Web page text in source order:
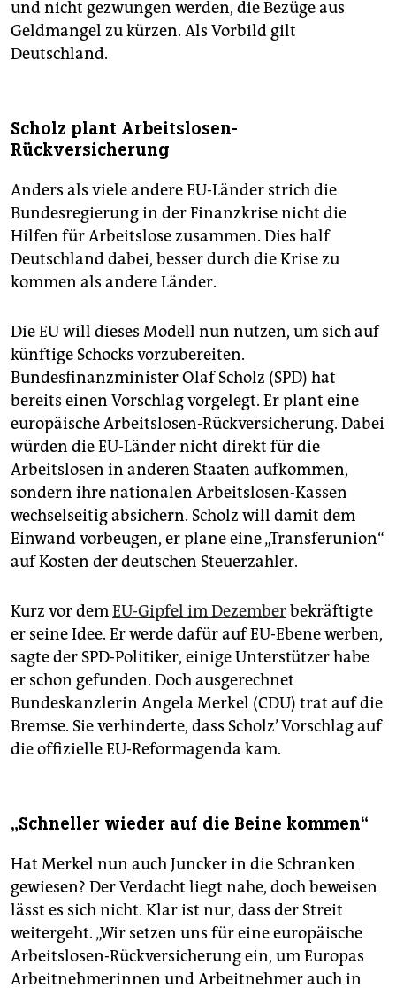
und nicht gezwungen werden, die Bezüge aus
Geldmangel zu kürzen. Als Vorbild gilt
Deutschland.
Scholz plant Arbeitslosen-
Rückversicherung
Anders als viele andere EU-Länder strich die
Bundesregierung in der Finanzkrise nicht die
Hilfen für Arbeitslose zusammen. Dies half
Deutschland dabei, besser durch die Krise zu
kommen als andere Länder.
Die EU will dieses Modell nun nutzen, um sich auf
künftige Schocks vorzubereiten.
Bundesfinanzminister Olaf Scholz (SPD) hat
bereits einen Vorschlag vorgelegt. Er plant eine
europäische Arbeitslosen-Rückversicherung. Dabei
würden die EU-Länder nicht direkt für die
Arbeitslosen in anderen Staaten aufkommen,
sondern ihre nationalen Arbeitslosen-Kassen
wechselseitig absichern. Scholz will damit dem
Einwand vorbeugen, er plane eine „Transferunion“
auf Kosten der deutschen Steuerzahler.
Kurz vor demEU-Gipfel im Dezemberbekräftigte
er seine Idee. Er werde dafür auf EU-Ebene werben,
sagte der SPD-Politiker, einige Unterstützer habe
er schon gefunden. Doch ausgerechnet
Bundeskanzlerin Angela Merkel (CDU) trat auf die
Bremse. Sie verhinderte, dass Scholz’ Vorschlag auf
die offizielle EU-Reformagenda kam.
„Schneller wieder auf die Beine kommen“
Hat Merkel nun auch Juncker in die Schranken
gewiesen? Der Verdacht liegt nahe, doch beweisen
lässt es sich nicht. Klar ist nur, dass der Streit
weitergeht. „Wir setzen uns für eine europäische
Arbeitslosen-Rückversicherung ein, um Europas
Arbeitnehmerinnen und Arbeitnehmer auch in